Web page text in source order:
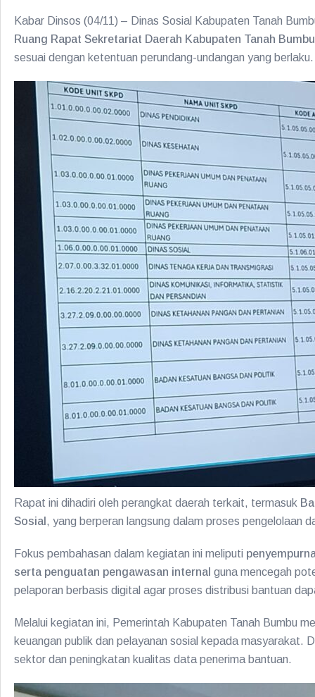
Kabar Dinsos (04/11) – Dinas Sosial Kabupaten Tanah
Ruang Rapat Sekretariat Daerah Kabupaten Tanah Bumbu
sesuai dengan ketentuan perundang-undangan yang berlaku.
Rapat ini dihadiri oleh perangkat daerah terkait, termasuk
Sosial , yang berperan langsung dalam proses pengelolaan
Fokus pembahasan dalam kegiatan ini meliputi
serta penguatan pengawasan internal guna mencegah
pelaporan berbasis digital agar proses distribusi bantuan
Melalui kegiatan ini, Pemerintah Kabupaten Tanah Bumbu
keuangan publik dan pelayanan sosial kepada masyarakat.
sektor dan peningkatan kualitas data penerima bantuan.